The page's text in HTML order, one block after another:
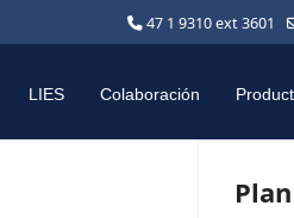
47 1 9310 ext 3601
LIES Colaboración